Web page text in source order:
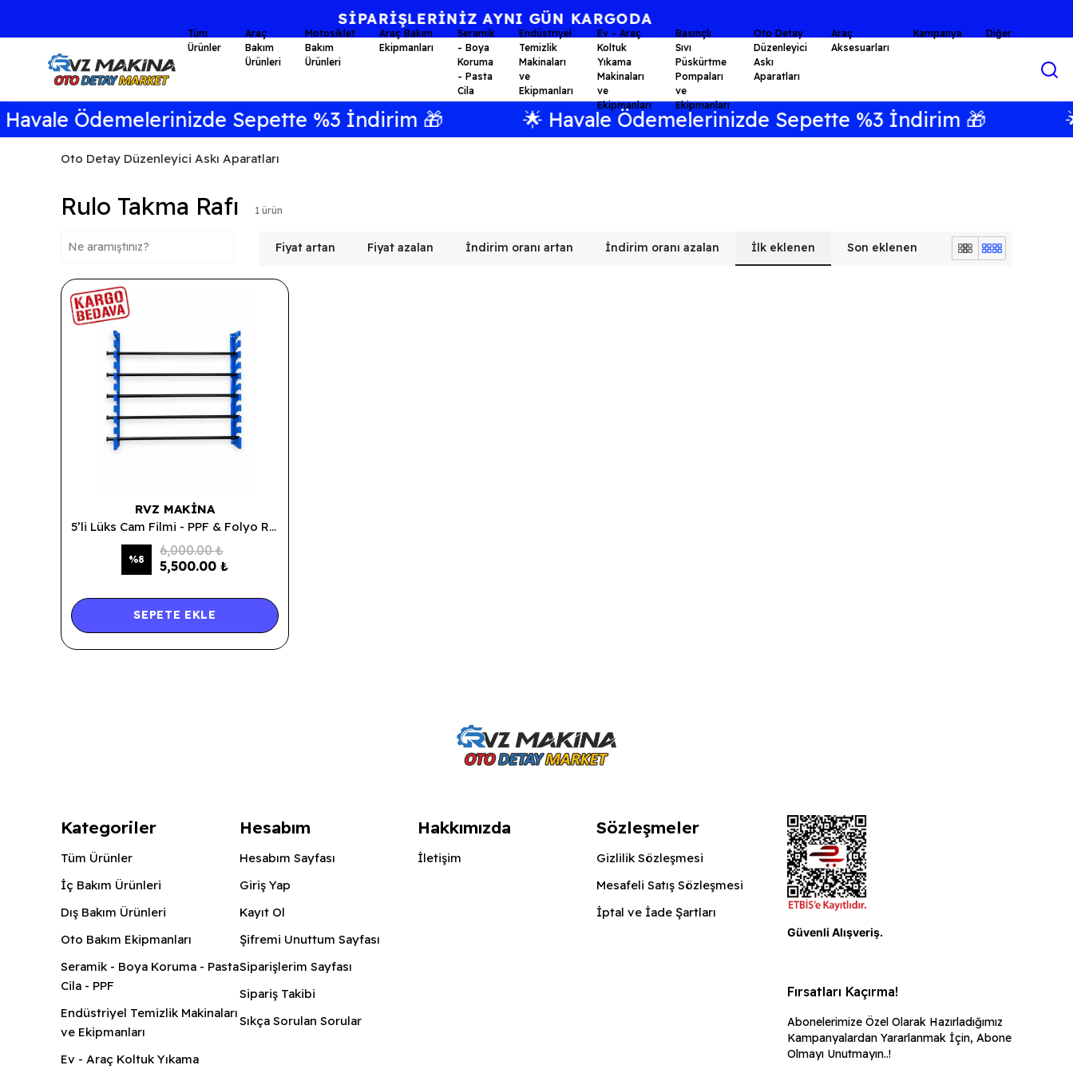
⭐KALİTE BİR AHLAK FELSEFESİDİR.⭐
Tüm
Ürünler
Araç
Bakım
Ürünleri
Motosiklet
Bakım
Ürünleri
Araç Bakım
Ekipmanları
Seramik
- Boya
Koruma
- Pasta
Cila
Endüstriyel
Temizlik
Makinaları
ve
Ekipmanları
Ev - Araç
Koltuk
Yıkama
Makinaları
ve
Ekipmanları
Basınçlı
Sıvı
Püskürtme
Pompaları
ve
Ekipmanları
Oto Detay
Düzenleyici
Askı
Aparatları
Araç
Aksesuarları
Kampanya Diğer
Ödemelerinizde Sepette %3 İndirim 🎁 🌟 Havale Ödemelerinizde Sepette %3 İndirim 🎁
Oto Detay Düzenleyici Askı Aparatları
Rulo Takma Rafı 1 ürün
Fiyat artan Fiyat azalan İndirim oranı artan İndirim oranı azalan İlk eklenen Son eklenen
RVZ MAKINA
5’li Lüks Cam Filmi - PPF & Folyo Rulo Takma Rafı
%8
6,000.00 ₺
5,500.00 ₺
SEPETE EKLE
Kategoriler
Tüm Ürünler
İç Bakım Ürünleri
Dış Bakım Ürünleri
Oto Bakım Ekipmanları
Seramik - Boya Koruma - Pasta
Cila - PPF
Endüstriyel Temizlik Makinaları
ve Ekipmanları
Ev - Araç Koltuk Yıkama
Hesabım
Hesabım Sayfası
Giriş Yap
Kayıt Ol
Şifremi Unuttum Sayfası
Siparişlerim Sayfası
Sipariş Takibi
Sıkça Sorulan Sorular
Hakkımızda
İletişim
Sözleşmeler
Gizlilik Sözleşmesi
Mesafeli Satış Sözleşmesi
İptal ve İade Şartları
Güvenli Alışveriş.
Fırsatları Kaçırma!
Abonelerimize Özel Olarak Hazırladığımız
Kampanyalardan Yararlanmak İçin, Abone
Olmayı Unutmayın..!